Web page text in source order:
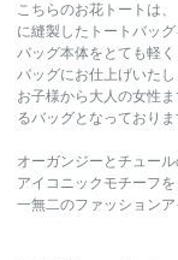
こちらのお花トートは
に縫製したトートバッ
バッグ本体をとても軽
バッグにお仕上げいた
お子様から大人の女性
るバッグとなっており
オーガンジーとチュー
アイコニックモチーフ
一無二のファッション